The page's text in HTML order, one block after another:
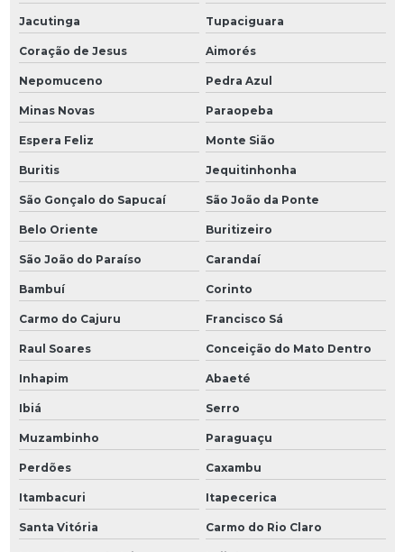
Jacutinga Tupaciguara
Coração de Jesus Aimorés
Nepomuceno Pedra Azul
Minas Novas Paraopeba
Espera Feliz Monte Sião
Buritis Jequitinhonha
São Gonçalo do Sapucaí São João da Ponte
Belo Oriente Buritizeiro
São João do Paraíso Carandaí
Bambuí Corinto
Carmo do Cajuru Francisco Sá
Raul Soares Conceição do Mato Dentro
Inhapim Abaeté
Ibiá Serro
Muzambinho Paraguaçu
Perdões Caxambu
Itambacuri Itapecerica
Santa Vitória Carmo do Rio Claro